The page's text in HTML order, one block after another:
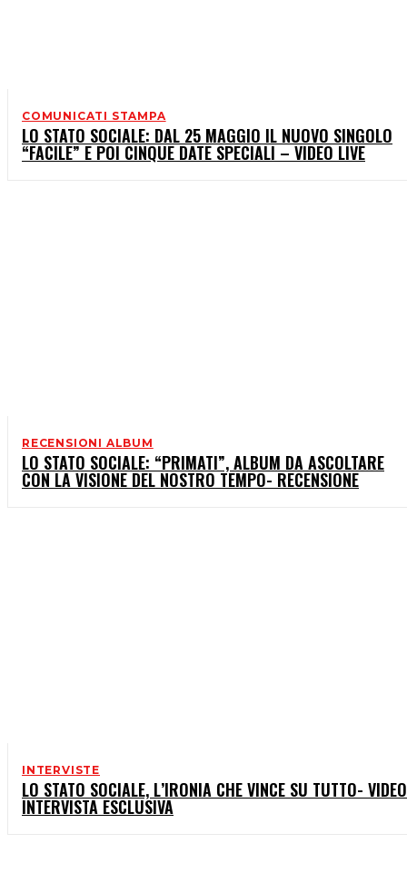
COMUNICATI STAMPA
LO STATO SOCIALE: DAL 25 MAGGIO IL NUOVO SINGOLO
“FACILE” E POI CINQUE DATE SPECIALI – VIDEO LIVE
RECENSIONI ALBUM
LO STATO SOCIALE: “PRIMATI”, ALBUM DA ASCOLTARE
CON LA VISIONE DEL NOSTRO TEMPO- RECENSIONE
INTERVISTE
LO STATO SOCIALE, L’IRONIA CHE VINCE SU TUTTO- VIDEO
INTERVISTA ESCLUSIVA